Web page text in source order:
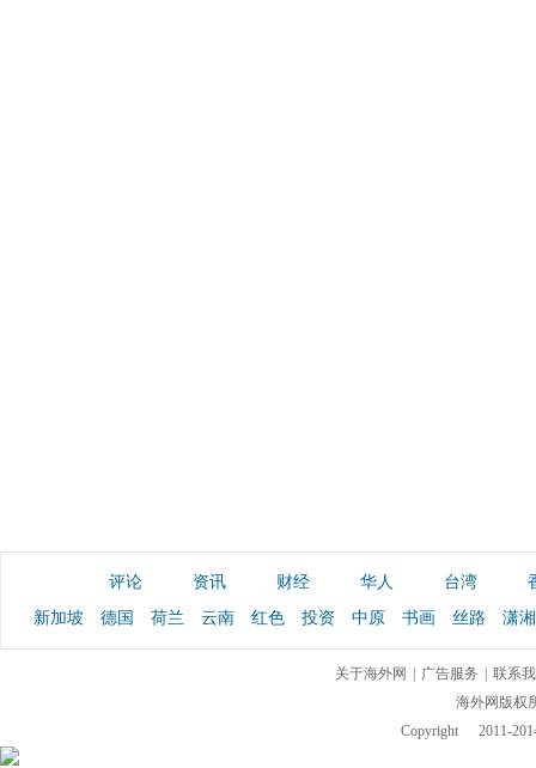
评论 资讯 财经 华人 台湾
新加坡
德国 荷兰 云南 红色 投资 中原 书画 丝路 潇湘
关于海外网 广告服务
联系
海外网版权
Copyright
2011-